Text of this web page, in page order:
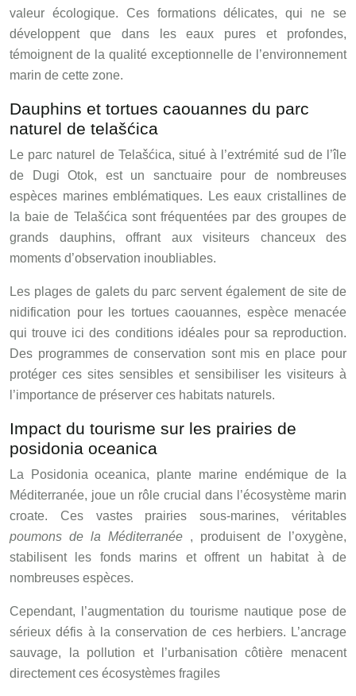
valeur écologique. Ces formations délicates, qui ne se
développent que dans les eaux pures et profondes,
témoignent de la qualité exceptionnelle de l’environnement
marin de cette zone.
Dauphins et tortues caouannes du parc
naturel de telašćica
Le parc naturel de Telašćica, situé à l’extrémité sud de l’île
de Dugi Otok, est un sanctuaire pour de nombreuses
espèces marines emblématiques. Les eaux cristallines de
la baie de Telašćica sont fréquentées par des groupes de
grands dauphins, offrant aux visiteurs chanceux des
moments d’observation inoubliables.
Les plages de galets du parc servent également de site de
nidification pour les tortues caouannes, espèce menacée
qui trouve ici des conditions idéales pour sa reproduction.
Des programmes de conservation sont mis en place pour
protéger ces sites sensibles et sensibiliser les visiteurs à
l’importance de préserver ces habitats naturels.
Impact du tourisme sur les prairies de
posidonia oceanica
La Posidonia oceanica, plante marine endémique de la
Méditerranée, joue un rôle crucial dans l’écosystème marin
croate. Ces vastes prairies sous-marines, véritables
poumons de la Méditerranée , produisent de l’oxygène,
stabilisent les fonds marins et offrent un habitat à de
nombreuses espèces.
Cependant, l’augmentation du tourisme nautique pose de
sérieux défis à la conservation de ces herbiers. L’ancrage
sauvage, la pollution et l’urbanisation côtière menacent
directement ces écosystèmes fragiles